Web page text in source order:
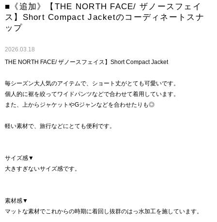
■《追加》【THE NORTH FACE/ ザノースフェイ
ス】Short Compact Jacketのコーディネートスナ
ップ
2026.03.18
THE NORTH FACE/ ザノースフェイス】Short Compact Jacket
毎シーズン大人気のアイテムで、ショート丈がとても可愛いです。
個人的に裾を絞ってワイドパンツなどで合わせて着用しています。
また、上からジャケットやGジャンなどを合わせたりも◎
軽い素材で、旅行などにとても便利です。
サイズ感▼
大きすぎないサイズ感です。
素材感▼
マットな素材でこれからの時期に着回し抜群のはっ水加工を施しています。